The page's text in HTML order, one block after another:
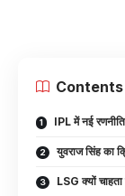
Contents
IPL में नई
युवराज सिंह का
LSG क्यों